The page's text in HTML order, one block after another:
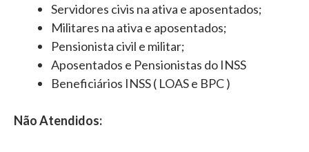
Servidores civis na ativa e aposentados;
Militares na ativa e aposentados;
Pensionista civil e militar;
Aposentados e Pensionistas do INSS
Beneficiários INSS ( LOAS e BPC )
Não Atendidos: